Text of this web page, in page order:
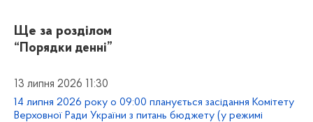
Ще за розділом
“Порядки денні”
13 липня 2026 11:30
14 липня 2026 року о 09:00 планується засідання Комітету
Верховної Ради України з питань бюджету (у режимі